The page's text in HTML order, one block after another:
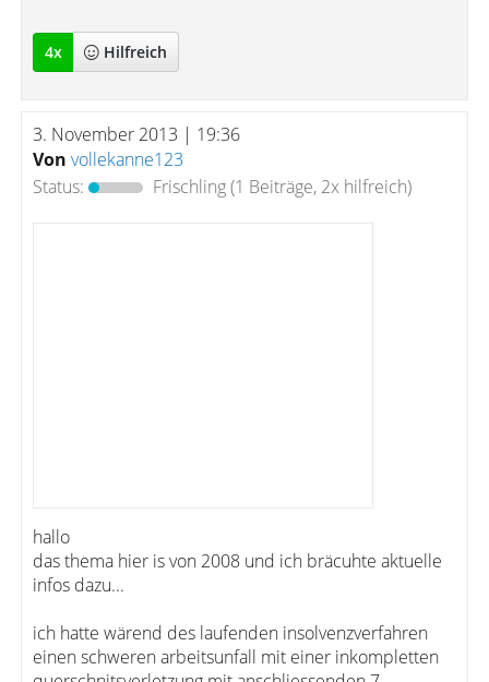
4x Hilfreich
3. November 2013 | 19:36
Von vollekanne123
Status:
Frischling(1 Beiträge, 2x hilfreich)
hallo
das thema hier is von 2008 und ich bräcuhte aktuelle
infos dazu...
ich hatte wärend des laufenden insolvenzverfahren
einen schweren arbeitsunfall mit einer inkompletten